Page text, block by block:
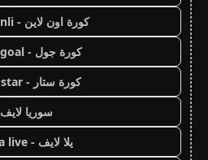
كورة اون لاين - kora onli
كورة جول - kora goal
كورة ستار - kora star
سوريا لايف
يلا لايف - yalla live